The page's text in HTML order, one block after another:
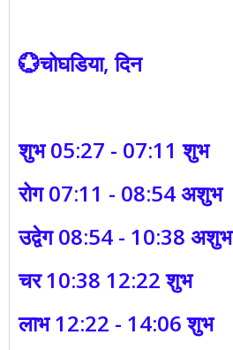
💮चोघडिया, दिन
शुभ 05:27 - 07:11 शुभ
रोग 07:11 - 08:54 अशुभ
उद्वेग 08:54 - 10:38 अशुभ
चर 10:38 12:22 शुभ
लाभ 12:22 - 14:06 शुभ